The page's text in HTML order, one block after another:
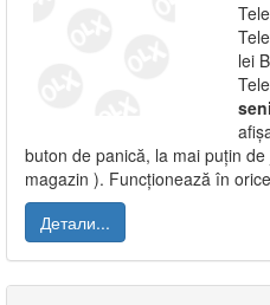
lei
buton de panică, la mai puțin
magazin ). Funcționează în
Детали...